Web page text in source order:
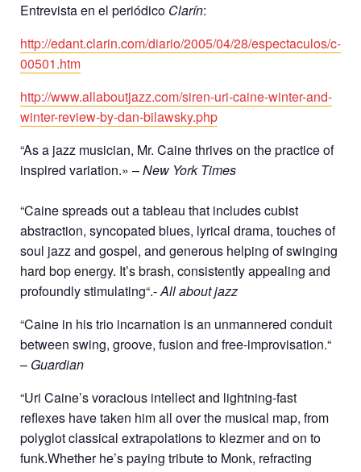
Entrevista en el periódico Clarín:
http://edant.clarin.com/diario/2005/04/28/espectaculos/c-
00501.htm
http://www.allaboutjazz.com/siren-uri-caine-winter-and-
winter-review-by-dan-bilawsky.php
“As a jazz musician, Mr. Caine thrives on the practice of
inspired variation.» –New York Times
“Caine spreads out a tableau that includes cubist
abstraction, syncopated blues, lyrical drama, touches of
soul jazz and gospel, and generous helping of swinging
hard bop energy. It’s brash, consistently appealing and
profoundly stimulating“.-All about jazz
“Caine in his trio incarnation is an unmannered conduit
between swing, groove, fusion and free-improvisation.“
– Guardian
“Uri Caine’s voracious intellect and lightning-fast
reflexes have taken him all over the musical map, from
polyglot classical extrapolations to klezmer and on to
funk.Whether he’s paying tribute to Monk, refracting